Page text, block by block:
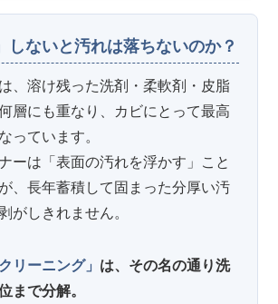
しないと汚れは落ちないのか？
、溶け残った洗剤・柔軟剤・皮脂
層にも重なり、カビにとって最高
っています。
ーは「表面の汚れを浮かす」こと
、長年蓄積して固まった分厚い汚
がしきれません。
リーニング」 は、その名の通り洗
まで分解。